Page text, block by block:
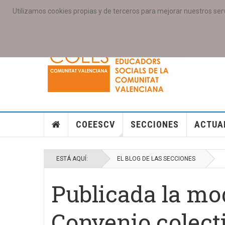
Utilizamos cookies propias y de terceros para mejorar nuestros
PORTADA ACCESO COLEGIAD@S GALERIAS
COEESCV SECCIONES
ESTÁ AQUÍ: EL BLOG DE LAS SECCIONES
Publicada la